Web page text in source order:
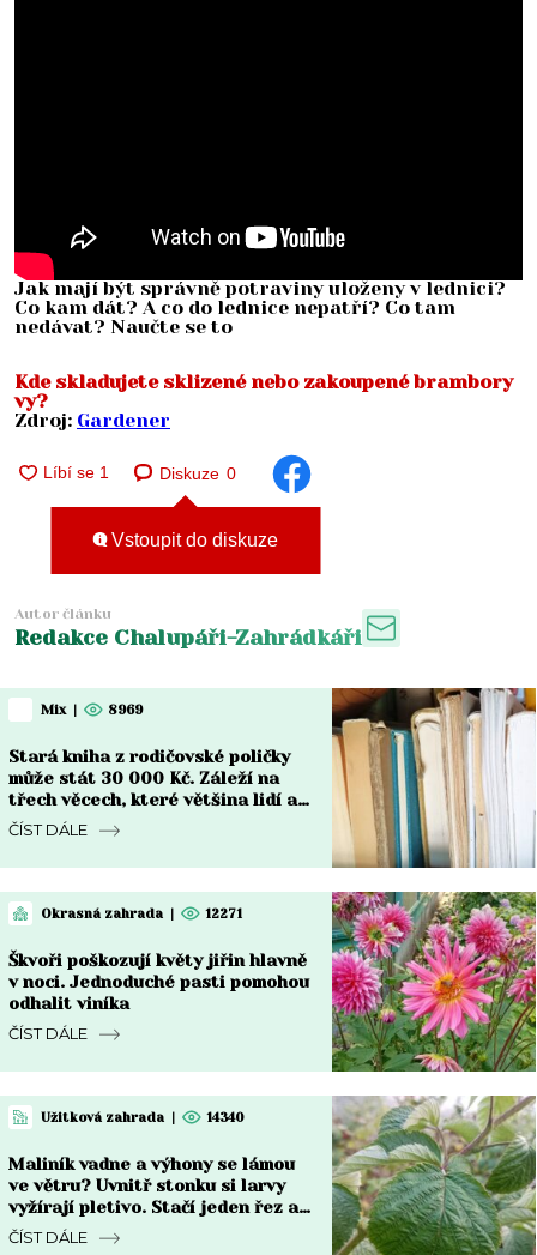
Jak mají být správně potraviny uloženy v lednici?
Co kam dát? A co do lednice nepatří? Co tam
nedávat? Naučte se to
Kde skladujete sklizené nebo zakoupené brambory
vy?
Zdroj: Gardener
Diskuze 0
Vstoupit do diskuze
Autor článku
Redakce Chalupáři-Zahrádkáři
Mix | 8969
Stará kniha z rodičovské poličky
může stát 30 000 Kč. Záleží na
třech věcech, které většina lidí ani
nekontroluje
ČÍST DÁLE
Okrasná zahrada | 12271
Škvoři poškozují květy jiřin hlavně
v noci. Jednoduché pasti pomohou
odhalit viníka
ČÍST DÁLE
Užitková zahrada | 14340
Maliník vadne a výhony se lámou
ve větru? Uvnitř stonku si larvy
vyžírají pletivo. Stačí jeden řez a
česnek
ČÍST DÁLE